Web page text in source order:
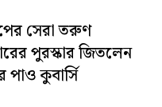
সেরা তরুণ
পুরস্কার জিতলেন
পাও কুবার্সি